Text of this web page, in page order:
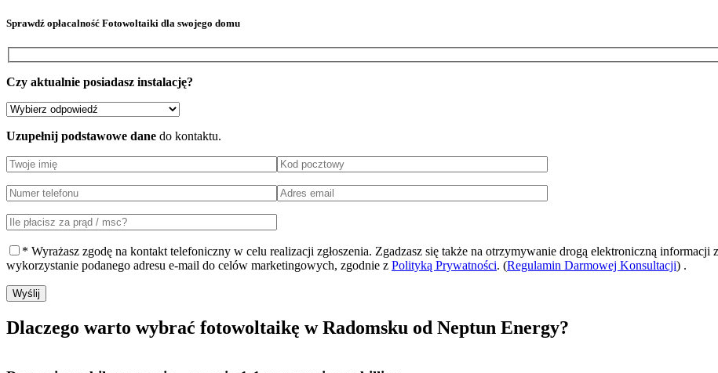
Sprawdź opłacalność Fotowoltaiki dla swojego domu
Czy aktualnie posiadasz instalację?
Uzupełnij podstawowe dane do kontaktu.
* Wyrażasz zgodę na kontakt telefoniczny w celu realizacji zgłoszenia. Zgadzasz się także na otrzymywanie drogą elektroniczną
wykorzystanie podanego adresu e-mail do celów marketingowych, zgodnie z Polityką Prywatności. (Regulamin Darmowej Konsultacji) .
Wyślij
Dlaczego warto wybrać fotowoltaikę w Radomsku od Neptun Energy?